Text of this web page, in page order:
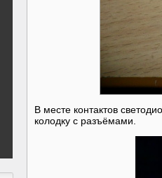
В месте контактов
колодку с разъёмами.